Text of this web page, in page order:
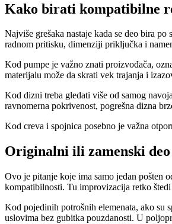
Kako birati kompatibilne
Najviše grešaka nastaje kada se deo bira
radnom pritisku, dimenziji priključka i
Kod pumpe je važno znati proizvođača,
materijalu može da skrati vek trajanja i
Kod dizni treba gledati više od samog
ravnomerna pokrivenost, pogrešna dizna
Kod creva i spojnica posebno je važna
Originalni ili zamenski
Ovo je pitanje koje ima samo jedan pošten
kompatibilnosti. Tu improvizacija retko
Kod pojedinih potrošnih elemenata, ako su
uslovima bez gubitka pouzdanosti. U